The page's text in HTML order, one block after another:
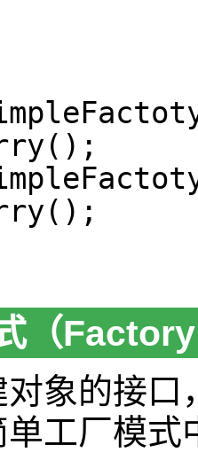
（
象的接
工厂模